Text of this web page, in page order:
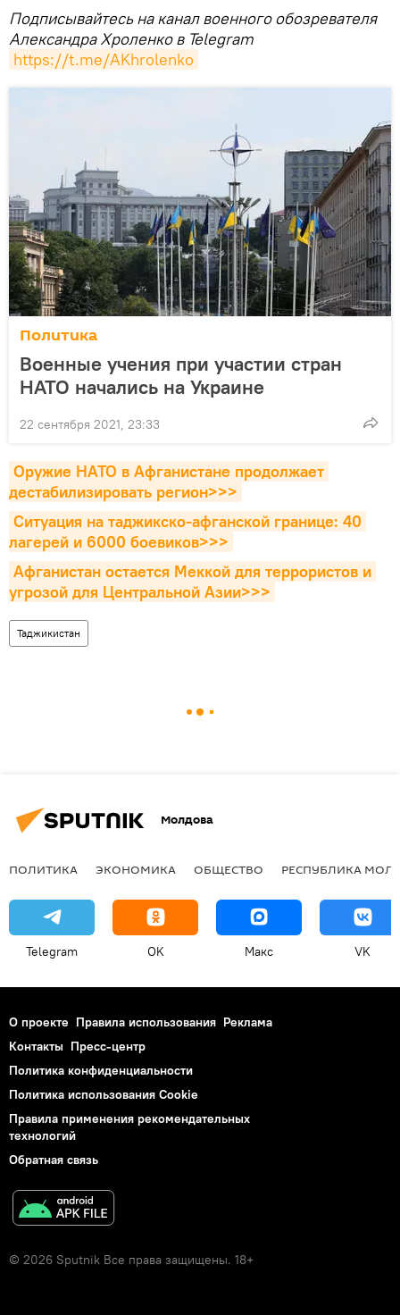
Подписывайтесь на канал военного обозревателя
Александра Хроленко в Telegram
https://t.me/AKhrolenko
Политика
Военные учения при участии стран
НАТО начались на Украине
22 сентября 2021, 23:33
Оружие НАТО в Афганистане продолжает
дестабилизировать регион>>>
Ситуация на таджикско-афганской границе: 40
лагерей и 6000 боевиков>>>
Афганистан остается Меккой для террористов и
угрозой для Центральной Азии>>>
Таджикистан
Молдова
ПОЛИТИКА ЭКОНОМИКА ОБЩЕСТВО РЕСПУБЛИКА
Telegram OK Макс VK
О проекте Правила использования Реклама
Контакты Пресс-центр
Политика конфиденциальности
Политика использования Cookie
Правила применения рекомендательных
технологий
Обратная связь
© 2026 Sputnik Все права защищены. 18+